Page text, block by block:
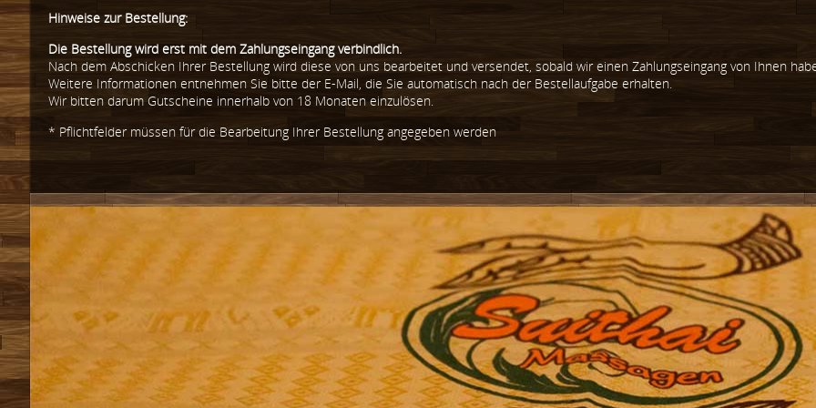
Hinweise zur Bestellung:
Die Bestellung wird erst mit dem Zahlungseingang verbindlich.
Nach dem Abschicken Ihrer Bestellung wird diese von uns bearbeitet und versendet, sobald wir einen Zahlungseingang von Ihnen
Weitere Informationen entnehmen Sie bitte der E-Mail, die Sie automatisch nach der Bestellaufgabe erhalten.
Wir bitten darum Gutscheine innerhalb von 18 Monaten einzulösen.
* Pflichtfelder müssen für die Bearbeitung Ihrer Bestellung angegeben werden